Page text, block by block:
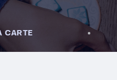
CARTE
Infos